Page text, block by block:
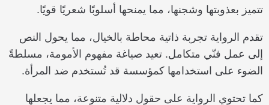
تتميز بعذوبتها وشجنها، مما يمنحها أسلوبًا شعريًا قويًا.
تقدم الرواية تجربة ذاتية محاطة بالخيال، مما يحول النص
إلى عمل فنّي متكامل. تعيد صياغة مفهوم الأمومة، مسلطةً
الضوء على استخدامها كمؤسسة قد تُستخدم ضد المرأة.
كما تحتوي الرواية على حقول دلالية متنوعة، مما يجعلها